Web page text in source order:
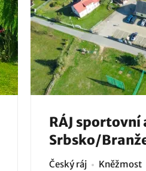
RÁJ
Srbsko/
Český ráj Kněžmost